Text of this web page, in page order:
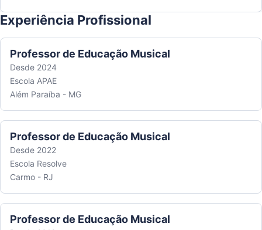
Experiência Profissional
Professor de Educação Musical
Desde 2024
Escola APAE
Além Paraíba - MG
Professor de Educação Musical
Desde 2022
Escola Resolve
Carmo - RJ
Professor de Educação Musical